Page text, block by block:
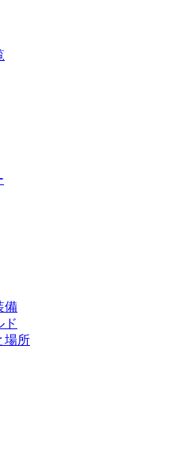
備
ド
場所